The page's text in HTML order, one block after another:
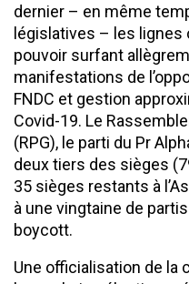
dernier – en même
législatives – les lignes
pouvoir surfant
manifestations de
FNDC et gestion
Covid-19. Le
(RPG), le parti du Pr
deux tiers des sièges
35 sièges restants à
à une vingtaine de
boycott.
Une officialisation de la